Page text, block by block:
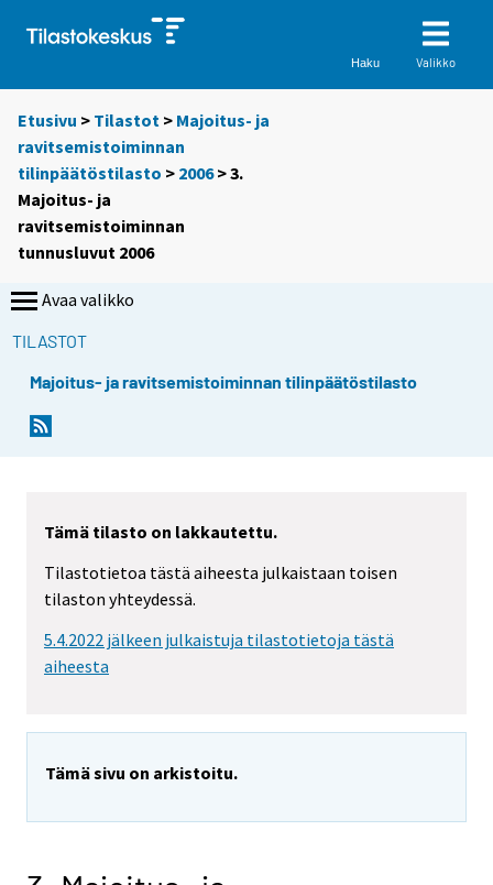
Haku Valikko
Etusivu > Tilastot > Majoitus- ja
ravitsemistoiminnan
tilinpäätöstilasto > 2006> 3.
Majoitus- ja
ravitsemistoiminnan
tunnusluvut 2006
Avaa valikko
TILASTOT
Majoitus- ja ravitsemistoiminnan tilinpäätöstilasto
Tämä tilasto on lakkautettu.
Tilastotietoa tästä aiheesta julkaistaan toisen
tilaston yhteydessä.
5.4.2022 jälkeen julkaistuja tilastotietoja tästä
aiheesta
Tämä sivu on arkistoitu.